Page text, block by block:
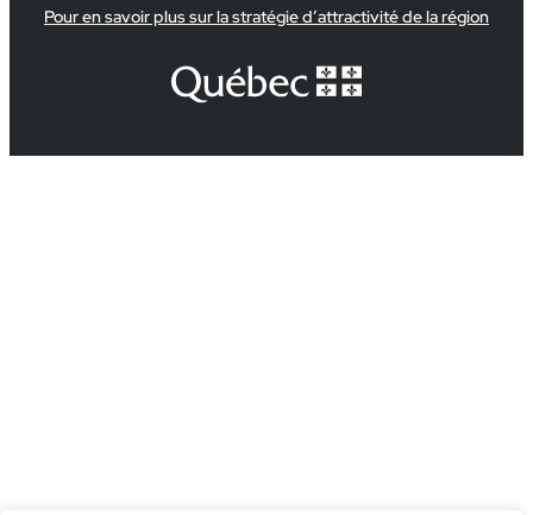
Pour en savoir plus sur la stratégie d’attractivité de la région